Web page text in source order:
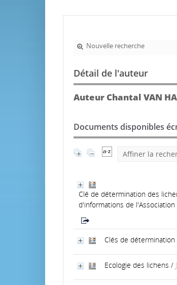
Nouvelle recherche
Détail de l'auteur
Auteur Chantal VAN
Documents disponibles
Affiner la
Clé de détermination des
d'informations de
Clés de
Ecologie des lichens /